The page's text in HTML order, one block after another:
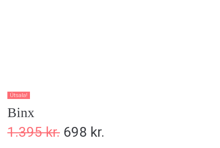
Útsala!
Binx
1.395kr. 698 kr.